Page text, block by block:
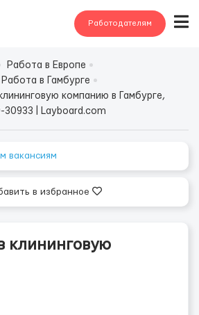
Работодателям
Работа в Европе
Работа в Гамбурге
компанию в Гамбурге,
30933 | Layboard.com
в избранное
клининговую